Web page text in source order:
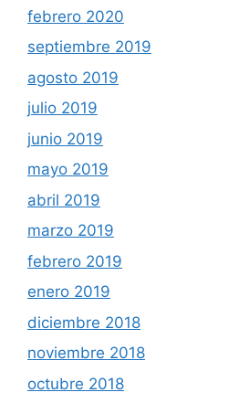
febrero 2020
septiembre 2019
agosto 2019
julio 2019
junio 2019
mayo 2019
abril 2019
marzo 2019
febrero 2019
enero 2019
diciembre 2018
noviembre 2018
octubre 2018